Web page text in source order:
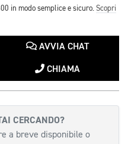
in modo semplice e sicuro. Scopri
AVVIA CHAT
CHIAMA
CERCANDO?
a breve disponibile o